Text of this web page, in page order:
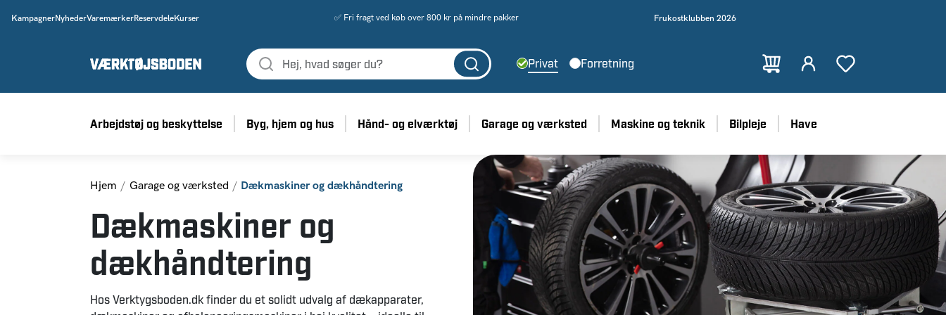
KampagnerNyhederVaremærkerReservdeleKurser ✅ Fri fragt ved køb over 800 kr på mindre pakker Frukostklubben 2026
Privat Forretning
Arbejdstøj og beskyttelse Byg, hjem og hus Hånd- og elværktøj Garage og værksted Maskine og teknik Bilpleje Have
Hjem Garage og værksted Dækmaskiner og dækhåndtering
Dækmaskiner og
dækhåndtering
Hos Verktygsboden.dk finder du et solidt udvalg af dækapparater,